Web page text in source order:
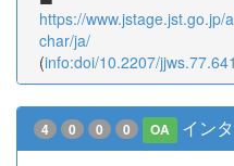
https://
char/ja/
(info:doi/10.2207/jjws.77.641
4 0 0 0 OA イン